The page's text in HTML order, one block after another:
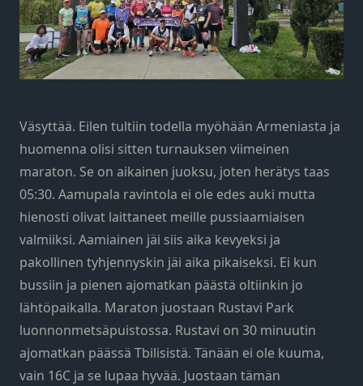
Väsyttää. Eilen tultiin todella myöhään Armeniasta ja
huomenna olisi sitten turnauksen viimeinen
maraton. Se on aikainen juoksu, joten herätys taas
05:30. Aamupala ravintola ei ole edes auki mutta
hienosti olivat laittaneet meille pussiaamiaisen
valmiiksi. Aamiainen jäi siis aika kevyeksi ja
pakollinen tyhjennyskin jäi aika pikaiseksi. Ei kun
bussiin ja pienen ajomatkan päästä oltiinkin jo
lähtöpaikalla. Maraton juostaan Rustavi Park
luonnonmetsäpuistossa. Rustavi on 30 minuutin
ajomatkan päässä Tbilisistä. Tänään ei ole kuuma,
vain 16C ja se lupaa hyvää. Juostaan tämän